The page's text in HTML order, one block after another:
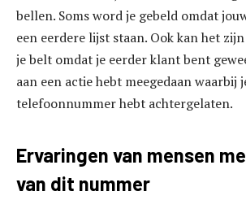
bellen. Soms word je gebeld omdat
een eerdere lijst staan. Ook kan het
je belt omdat je eerder klant bent
aan een actie hebt meegedaan waarbij
telefoonnummer hebt achtergelaten.
Ervaringen van mensen
van dit nummer